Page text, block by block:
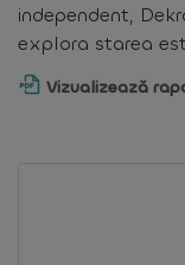
independent,
explora starea
Vizualizează